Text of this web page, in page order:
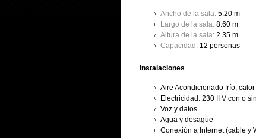
Ancho de la sala:5.20 m
Largo de la sala:8.60 m
Altura de la sala:2.35 m
Capacidad:12 personas
Instalaciones
Aire Acondicionado frío,
Electricidad: 230 II V con o
Voz y datos.
Agua y desagüe
Conexión a Internet (cable y